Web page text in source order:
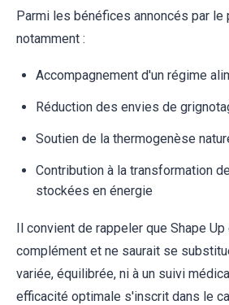
Parmi les bénéfices annoncés par le
notamment :
Accompagnement d'un régime
Réduction des envies de
Soutien de la thermogenèse
Contribution à la transformation
stockées en énergie
Il convient de rappeler que Shape
complément et ne saurait se
variée, équilibrée, ni à un suivi
efficacité optimale s'inscrit dans le